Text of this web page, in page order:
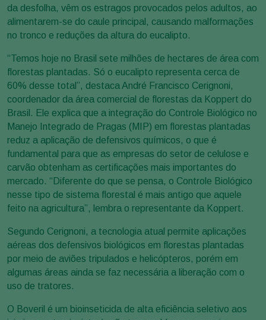
da desfolha, vêm os estragos provocados pelos adultos, ao
alimentarem-se do caule principal, causando malformações
no tronco e reduções da altura do eucalipto.
“Temos hoje no Brasil sete milhões de hectares de área com
florestas plantadas. Só o eucalipto representa cerca de
60% desse total”, destaca André Francisco Cerignoni,
coordenador da área comercial de florestas da Koppert do
Brasil. Ele explica que a integração do Controle Biológico no
Manejo Integrado de Pragas (MIP) em florestas plantadas
reduz a aplicação de defensivos químicos, o que é
fundamental para que as empresas do setor de celulose e
carvão obtenham as certificações mais importantes do
mercado. “Diferente do que se pensa, o Controle Biológico
nesse tipo de sistema florestal é mais antigo que aquele
feito na agricultura”, lembra o representante da Koppert.
Segundo Cerignoni, a tecnologia atual permite aplicações
aéreas dos defensivos biológicos em florestas plantadas
por meio de aviões tripulados e helicópteros, porém em
algumas áreas ainda se faz necessária a liberação com o
uso de tratores.
O Boveril é um bioinseticida de alta eficiência seletivo aos